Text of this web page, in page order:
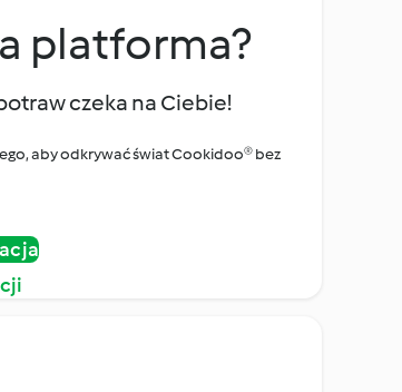
platforma?
czeka na Ciebie!
aby odkrywać świat Cookidoo® bez